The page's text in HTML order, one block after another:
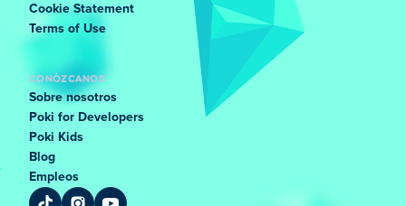
Cookie Statement
Terms of Use
CONÓZCANOS
Sobre nosotros
Poki for Developers
Poki Kids
Blog
Empleos